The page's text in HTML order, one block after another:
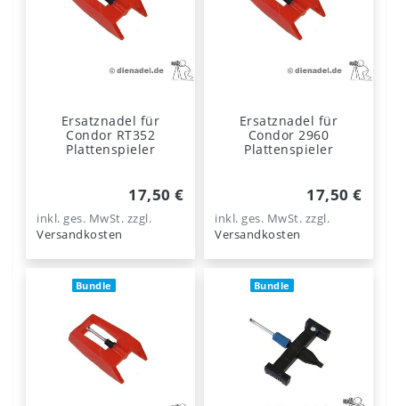
Ersatznadel für
Condor RT352
Plattenspieler
17,50 €
inkl. ges. MwSt. zzgl.
Versandkosten
Ersatznadel für
Condor 2960
Plattenspieler
17,50 €
inkl. ges. MwSt. zzgl.
Versandkosten
Bundle Bundle